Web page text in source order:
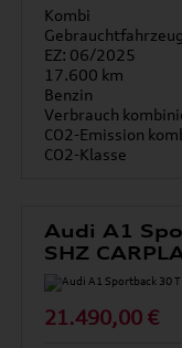
Kombi
Gebrauchtfahrzeug
EZ: 06/2025
17.600 km
Benzin
Verbrauch
CO2-Emission
CO2-Klasse
Audi A1
SHZ
21.490,00 €